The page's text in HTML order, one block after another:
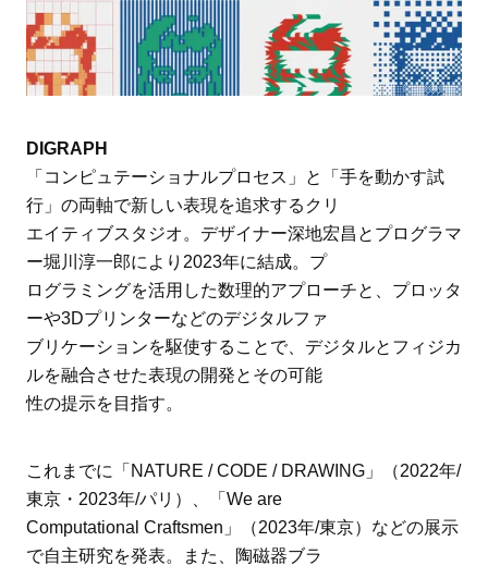
DIGRAPH
「コンピュテーショナルプロセス」と「手を動かす試
行」の両軸で新しい表現を追求するクリ
エイティブスタジオ。デザイナー深地宏昌とプログラマ
ー堀川淳一郎により2023年に結成。プ
ログラミングを活用した数理的アプローチと、プロッタ
ーや3Dプリンターなどのデジタルファ
ブリケーションを駆使することで、デジタルとフィジカ
ルを融合させた表現の開発とその可能
性の提示を目指す。
これまでに「NATURE / CODE / DRAWING」（2022年/
東京・2023年/パリ）、「We are
Computational Craftsmen」（2023年/東京）などの展示
で自主研究を発表。また、陶磁器ブラ